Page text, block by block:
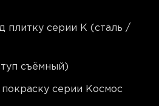
плитку серии K (сталь /
съёмный)
серии Космос